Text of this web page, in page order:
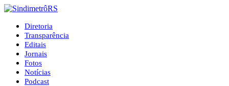
Diretoria
Transparência
Editais
Jornais
Fotos
Notícias
Podcast